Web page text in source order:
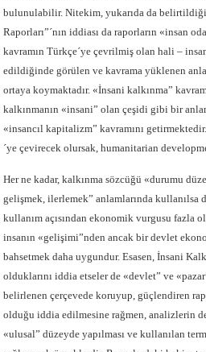
bulunulabilir. Nitekim, yukarıda da
Raporları”´nın iddiası da raporların «insan
kavramın Türkçe´ye çevrilmiş olan hali –
edildiğinde görülen ve kavrama yüklenen
ortaya koymaktadır. «İnsani kalkınma”
kalkınmanın «insani” olan çeşidi gibi bir
«insancıl kapitalizm” kavramını
´ye çevirecek olursak, humanitarian
Her ne kadar, kalkınma sözcüğü «durumu
gelişmek, ilerlemek” anlamlarında
kullanım açısından ekonomik vurgusu fazla
insanın «gelişimi”nden ancak bir devlet
bahsetmek daha uygundur. Esasen, İnsani
olduklarını iddia etseler de «devlet” ve
belirlenen çerçevede koruyup, güçlendiren
olduğu iddia edilmesine rağmen, analizlerin
«ulusal” düzeyde yapılması ve kullanılan